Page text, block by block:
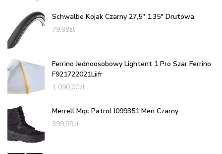
Schwalbe Kojak Czarny 27,5" 1,35" Drutowa
79,99zł
Ferrino Jednoosobowy Lightent 1 Pro Szar Ferrino
F921722021Liifr
1 090,00zł
Merrell Mqc Patrol J099351 Men Czarny
399,99zł